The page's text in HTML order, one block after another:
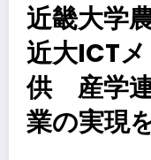
近畿大学
近大ICT
供 産学
業の実現